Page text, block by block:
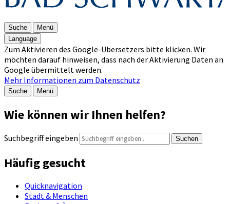
Suche
Menü
Language
Zum Aktivieren des Google-Übersetzers bitte klicken. Wir
möchten darauf hinweisen, dass nach der Aktivierung Daten an
Google übermittelt werden.
Mehr Informationen zum Datenschutz
Suche Menü
Wie können wir Ihnen helfen?
Suchbegriff eingeben Suchen
Häufig gesucht
Quicknavigation
Stadt & Menschen